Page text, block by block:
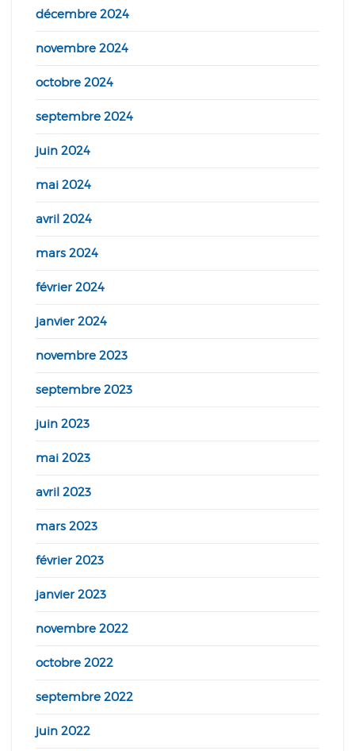
décembre 2024
novembre 2024
octobre 2024
septembre 2024
juin 2024
mai 2024
avril 2024
mars 2024
février 2024
janvier 2024
novembre 2023
septembre 2023
juin 2023
mai 2023
avril 2023
mars 2023
février 2023
janvier 2023
novembre 2022
octobre 2022
septembre 2022
juin 2022